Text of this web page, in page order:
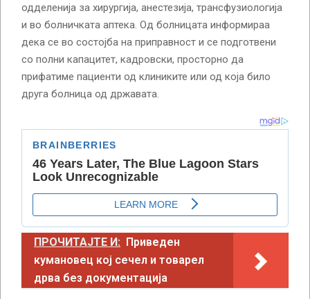
одделенија за хирургија, анестезија, трансфузиологија
и во болничката аптека. Од болницата информираа
дека се во состојба на приправност и се подготвени
со полни капацитет, кадровски, просторно да
прифатиме пациенти од клиниките или од која било
друга болница од државата.
ПРОЧИТАЈТЕ И: Приведен
кумановец кој сечел и товарел
дрва без документација